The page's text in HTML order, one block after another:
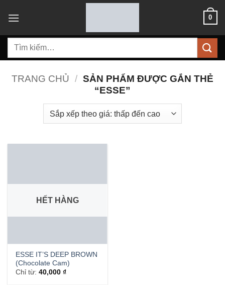
qua
dung
0
Tìm
TRANG CHỦ / SẢN PHẨM ĐƯỢC GẮN THẺ
“ESSE”
HẾT HÀNG
ESSE IT’S DEEP BROWN
(Chocolate Cam)
Chỉ từ:40,000₫